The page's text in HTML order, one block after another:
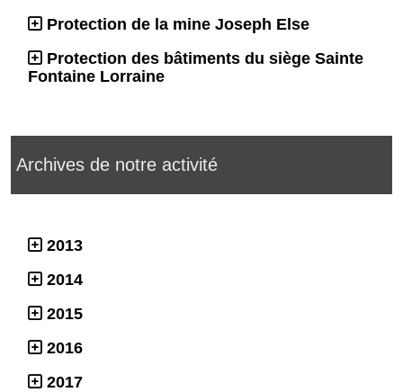
Protection de la mine Joseph Else
Protection des bâtiments du siège Sainte
Fontaine Lorraine
Archives de notre activité
2013
2014
2015
2016
2017